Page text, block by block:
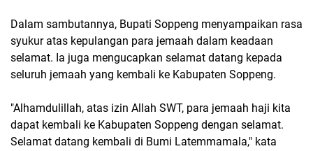
Dalam sambutannya, Bupati Soppeng menyampaikan rasa
syukur atas kepulangan para jemaah dalam keadaan
selamat. Ia juga mengucapkan selamat datang kepada
seluruh jemaah yang kembali ke Kabupaten Soppeng.
"Alhamdulillah, atas izin Allah SWT, para jemaah haji kita
dapat kembali ke Kabupaten Soppeng dengan selamat.
Selamat datang kembali di Bumi Latemmamala," kata